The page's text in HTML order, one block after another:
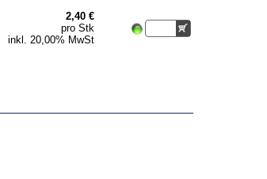
2,40 €
pro Stk
inkl. 20,00% MwSt